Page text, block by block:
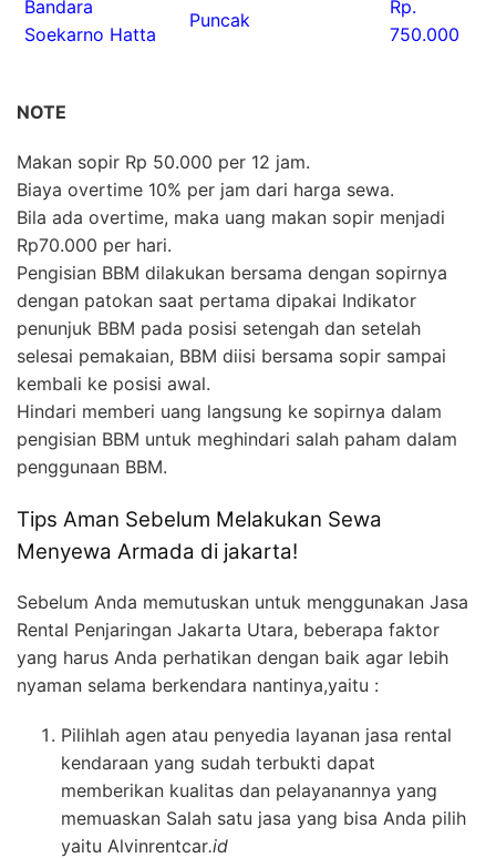
Bandara
Soekarno Hatta
Puncak
Rp.
750.000
NOTE
Makan sopir Rp 50.000 per 12 jam.
Biaya overtime 10% per jam dari harga sewa.
Bila ada overtime, maka uang makan sopir menjadi
Rp70.000 per hari.
Pengisian BBM dilakukan bersama dengan sopirnya
dengan patokan saat pertama dipakai Indikator
penunjuk BBM pada posisi setengah dan setelah
selesai pemakaian, BBM diisi bersama sopir sampai
kembali ke posisi awal.
Hindari memberi uang langsung ke sopirnya dalam
pengisian BBM untuk meghindari salah paham dalam
penggunaan BBM.
Tips Aman Sebelum Melakukan Sewa
Menyewa Armada di jakarta!
Sebelum Anda memutuskan untuk menggunakan Jasa
Rental Penjaringan Jakarta Utara, beberapa faktor
yang harus Anda perhatikan dengan baik agar lebih
nyaman selama berkendara nantinya,yaitu :
Pilihlah agen atau penyedia layanan jasa rental
kendaraan yang sudah terbukti dapat
memberikan kualitas dan pelayanannya yang
memuaskan Salah satu jasa yang bisa Anda pilih
yaitu Alvinrentcar.id